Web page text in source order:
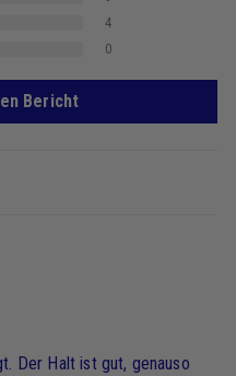
4
0
Bericht
Der Halt ist gut, genauso